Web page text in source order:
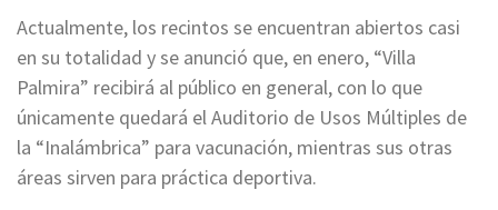
Actualmente, los recintos se encuentran abiertos casi
en su totalidad y se anunció que, en enero, “Villa
Palmira” recibirá al público en general, con lo que
únicamente quedará el Auditorio de Usos Múltiples de
la “Inalámbrica” para vacunación, mientras sus otras
áreas sirven para práctica deportiva.